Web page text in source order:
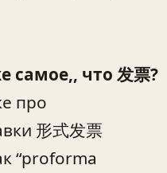
самое,, что 发票?
про
形式发票
“proforma